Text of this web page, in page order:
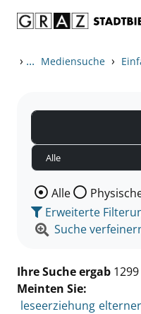
› ... Mediensuche ›
Wählen Sie die
Alle
Erweiterte
Suche
Ihre Suche ergab
Meinten Sie:
leseerziehung